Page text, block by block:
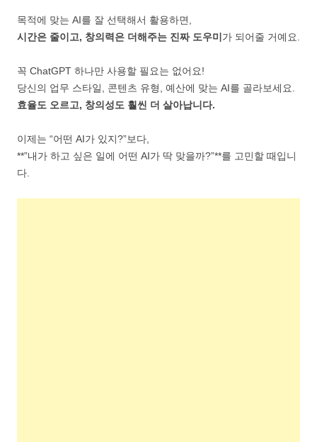
목적에 맞는 AI를 잘 선택해서 활용하면,
시간은 줄이고, 창의력은 더해주는 진짜 도우미가 되어줄 거예요.
꼭 ChatGPT 하나만 사용할 필요는 없어요!
당신의 업무 스타일, 콘텐츠 유형, 예산에 맞는 AI를 골라보세요.
효율도 오르고, 창의성도 훨씬 더 살아납니다.
이제는 “어떤 AI가 있지?”보다,
**”내가 하고 싶은 일에 어떤 AI가 딱 맞을까?”**를 고민할 때입니
다.